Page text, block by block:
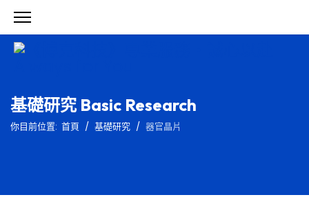
基礎研究 Basic Research
你目前位置: 首頁 基礎研究 器官晶片